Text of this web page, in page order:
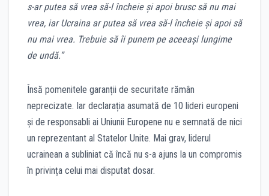
s-ar putea să vrea să-l încheie și apoi brusc să nu mai
vrea, iar Ucraina ar putea să vrea să-l încheie și apoi să
nu mai vrea. Trebuie să îi punem pe aceeași lungime
de undă.”
Însă pomenitele garanții de securitate rămân
neprecizate. Iar declarația asumată de 10 lideri europeni
și de responsabli ai Uniunii Europene nu e semnată de nici
un reprezentant al Statelor Unite. Mai grav, liderul
ucrainean a subliniat că încă nu s-a ajuns la un compromis
în privința celui mai disputat dosar.